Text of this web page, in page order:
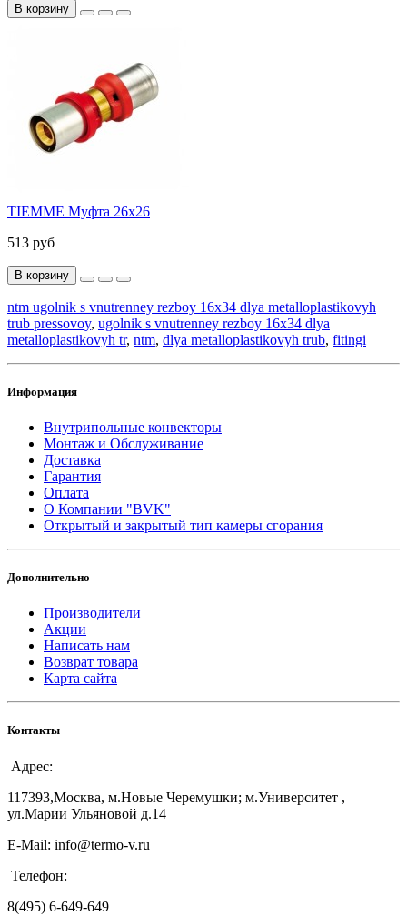
В корзину
TIEMME Муфта 26x26
513 руб
В корзину
ntm ugolnik s vnutrenney rezboy 16x34 dlya metalloplastikovyh
trub pressovoy, ugolnik s vnutrenney rezboy 16x34 dlya
metalloplastikovyh tr, ntm, dlya metalloplastikovyh trub, fitingi
Информация
Внутрипольные конвекторы
Монтаж и Обслуживание
Доставка
Гарантия
Оплата
О Компании "BVK"
Открытый и закрытый тип камеры сгорания
Дополнительно
Производители
Акции
Написать нам
Возврат товара
Карта сайта
Контакты
Адрес:
117393,Москва, м.Новые Черемушки; м.Университет ,
ул.Марии Ульяновой д.14
E-Mail: info@termo-v.ru
Телефон:
8(495) 6-649-649